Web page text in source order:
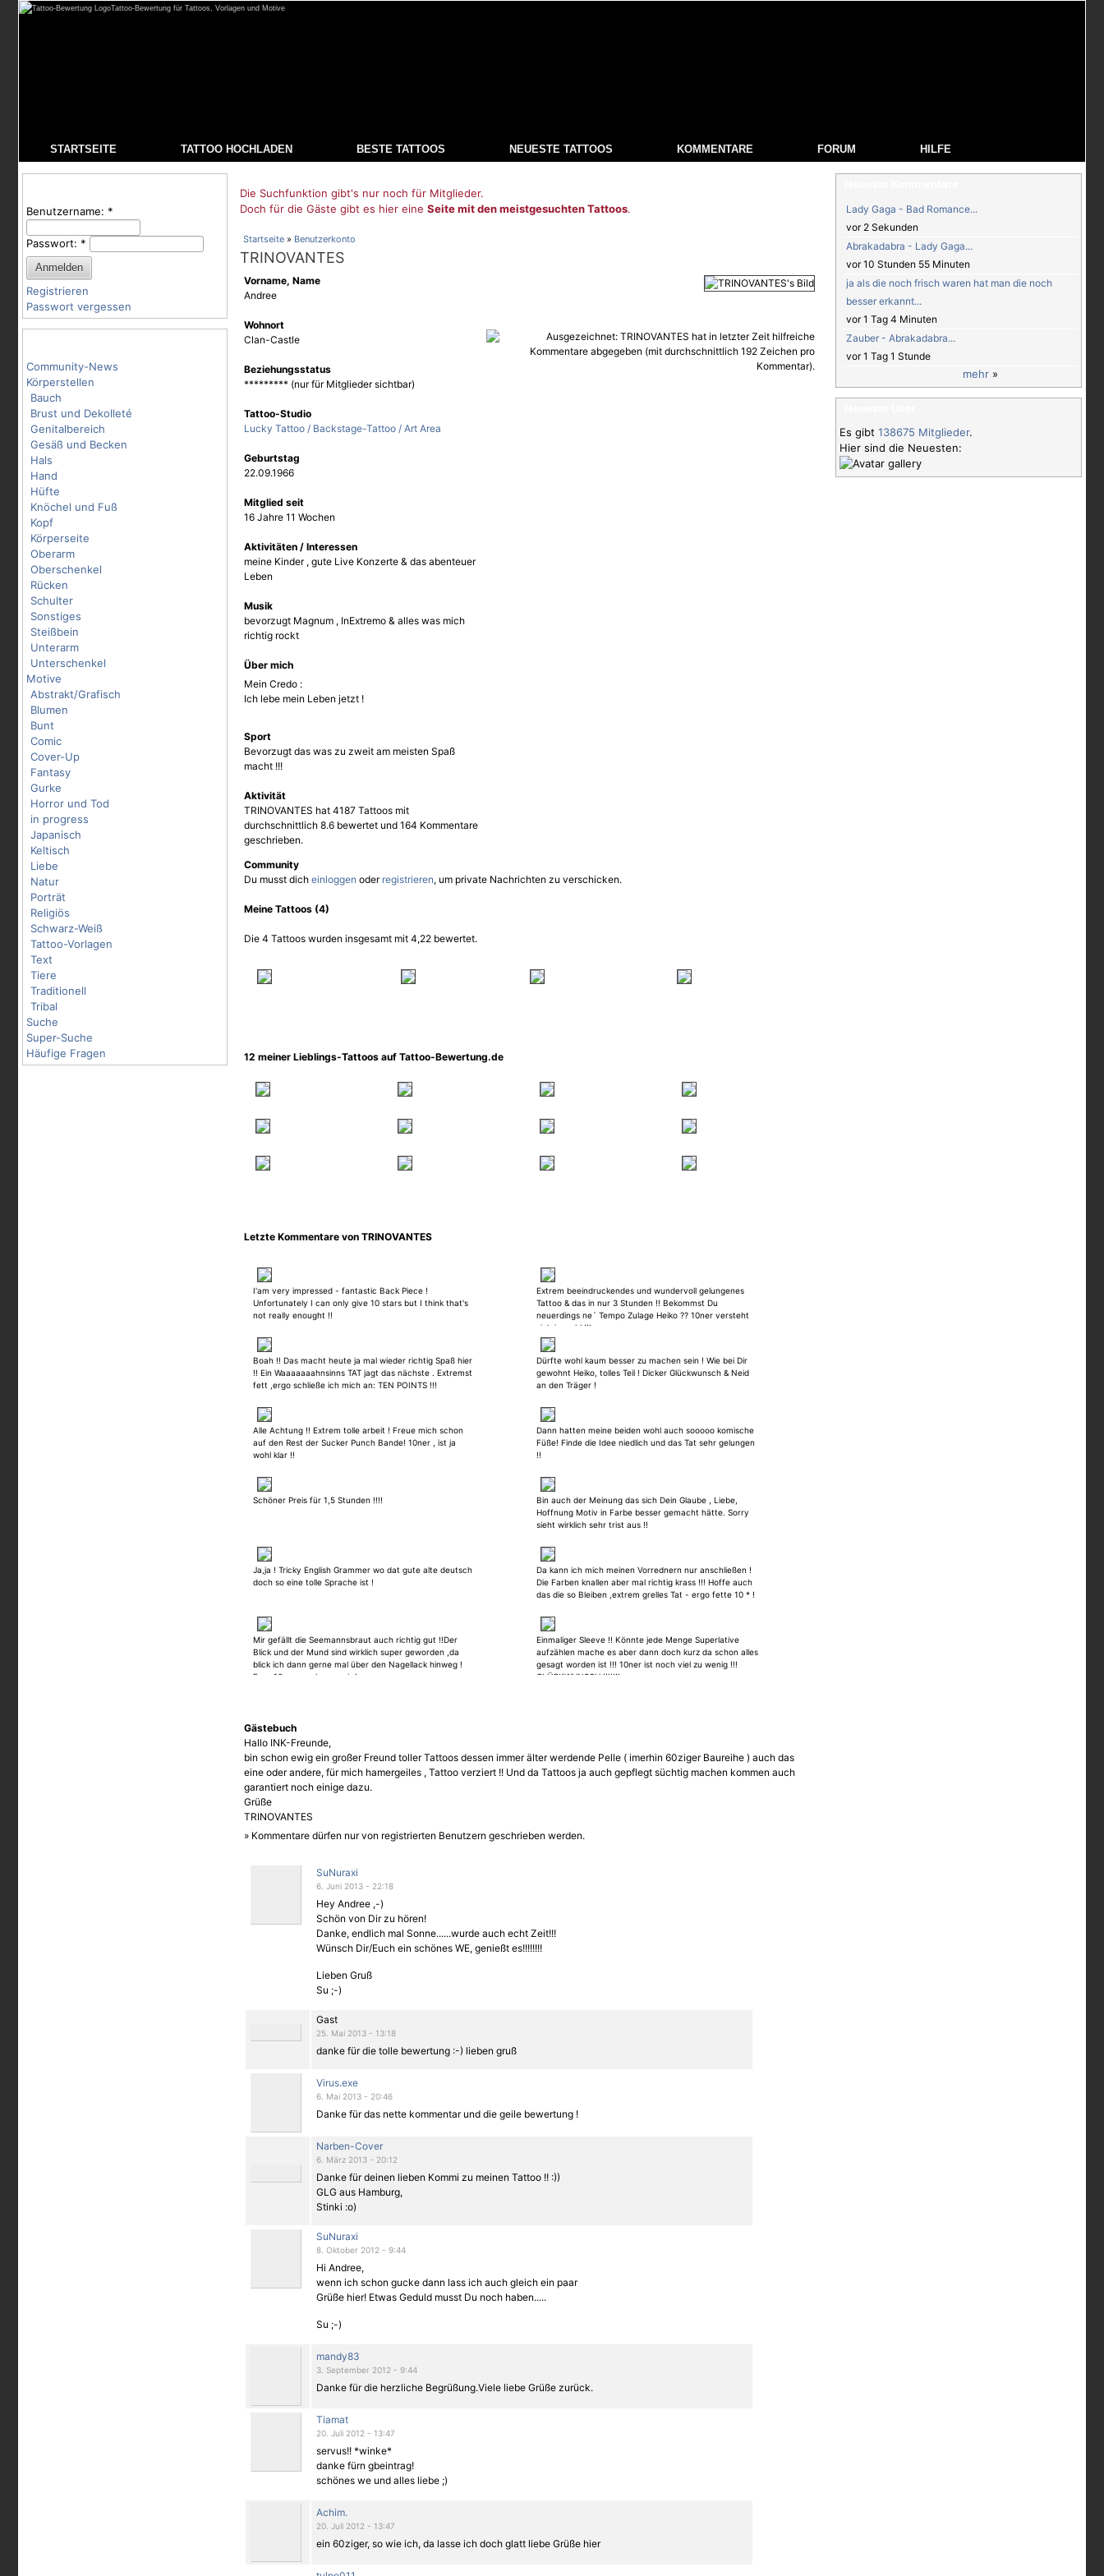
Tattoo-Bewertung für Tattoos, Vorlagen und Motive
STARTSEITE TATTOO HOCHLADEN BESTE TATTOOS NEUESTE TATTOOS KOMMENTARE FORUM HILFE
Benutzername: *
Passwort: *
Registrieren
Passwort vergessen
Community-News
Körperstellen
Bauch
Brust und Dekolleté
Genitalbereich
Gesäß und Becken
Hals
Hand
Hüfte
Knöchel und Fuß
Kopf
Körperseite
Oberarm
Oberschenkel
Rücken
Schulter
Sonstiges
Steißbein
Unterarm
Unterschenkel
Motive
Abstrakt/Grafisch
Blumen
Bunt
Comic
Cover-Up
Fantasy
Gurke
Horror und Tod
in progress
Japanisch
Keltisch
Liebe
Natur
Porträt
Religiös
Schwarz-Weiß
Tattoo-Vorlagen
Text
Tiere
Traditionell
Tribal
Suche
Super-Suche
Häufige Fragen
Die Suchfunktion gibt's nur noch für Mitglieder.
Doch für die Gäste gibt es hier eine Seite mit den meistgesuchten Tattoos.
Startseite » Benutzerkonto
TRINOVANTES
Vorname, Name
Andree
Wohnort
Clan-Castle
Beziehungsstatus
********* (nur für Mitglieder sichtbar)
Tattoo-Studio
Lucky Tattoo / Backstage-Tattoo / Art Area
Geburtstag
22.09.1966
Mitglied seit
16 Jahre 11 Wochen
Aktivitäten / Interessen
meine Kinder , gute Live Konzerte & das abenteuer
Leben
Musik
bevorzugt Magnum , InExtremo & alles was mich
richtig rockt
Über mich
Mein Credo :
Ich lebe mein Leben jetzt !
Sport
Bevorzugt das was zu zweit am meisten Spaß
macht !!!
Aktivität
TRINOVANTES hat 4187 Tattoos mit
durchschnittlich 8.6 bewertet und 164 Kommentare
geschrieben.
Community
Du musst dich einloggen oder registrieren, um private Nachrichten zu verschicken.
Meine Tattoos (4)
Die 4 Tattoos wurden insgesamt mit 4,22 bewertet.
12 meiner Lieblings-Tattoos auf Tattoo-Bewertung.de
Letzte Kommentare von TRINOVANTES
I'am very impressed - fantastic Back Piece !
Unfortunately I can only give 10 stars but I think that's
not really enought !!
Extrem beeindruckendes und wundervoll gelungenes
Tattoo & das in nur 3 Stunden !! Bekommst Du
neuerdings ne´ Tempo Zulage Heiko ?? 10ner versteht
sich ja wohl !!!
Boah !! Das macht heute ja mal wieder richtig Spaß hier
!! Ein Waaaaaaahnsinns TAT jagt das nächste . Extremst
fett ,ergo schließe ich mich an: TEN POINTS !!!
Dürfte wohl kaum besser zu machen sein ! Wie bei Dir
gewohnt Heiko, tolles Teil ! Dicker Glückwunsch & Neid
an den Träger !
Alle Achtung !! Extrem tolle arbeit ! Freue mich schon
auf den Rest der Sucker Punch Bande! 10ner , ist ja
wohl klar !!
Dann hatten meine beiden wohl auch sooooo komische
Füße! Finde die Idee niedlich und das Tat sehr gelungen
!!
Schöner Preis für 1,5 Stunden !!!!
Bin auch der Meinung das sich Dein Glaube , Liebe,
Hoffnung Motiv in Farbe besser gemacht hätte. Sorry
sieht wirklich sehr trist aus !!
Ja,ja ! Tricky English Grammer wo dat gute alte deutsch
doch so eine tolle Sprache ist !
Da kann ich mich meinen Vorrednern nur anschließen !
Die Farben knallen aber mal richtig krass !!! Hoffe auch
das die so Bleiben ,extrem grelles Tat - ergo fette 10 * !
Mir gefällt die Seemannsbraut auch richtig gut !!Der
Blick und der Mund sind wirklich super geworden ,da
blick ich dann gerne mal über den Nagellack hinweg !
Ergo 10 ner auch von mir !
Einmaliger Sleeve !! Könnte jede Menge Superlative
aufzählen mache es aber dann doch kurz da schon alles
gesagt worden ist !!! 10ner ist noch viel zu wenig !!!
GLÜCKWUNSCH !!!!!!!
Gästebuch
Hallo INK-Freunde,
bin schon ewig ein großer Freund toller Tattoos dessen immer älter werdende Pelle ( imerhin 60ziger Baureihe ) auch das
eine oder andere, für mich hamergeiles , Tattoo verziert !! Und da Tattoos ja auch gepflegt süchtig machen kommen auch
garantiert noch einige dazu.
Grüße
TRINOVANTES
» Kommentare dürfen nur von registrierten Benutzern geschrieben werden.
SuNuraxi
6. Juni 2013 - 22:18
Hey Andree ,-)
Schön von Dir zu hören!
Danke, endlich mal Sonne......wurde auch echt Zeit!!!
Wünsch Dir/Euch ein schönes WE, genießt es!!!!!!!!
Lieben Gruß
Su ;-)
Gast
25. Mai 2013 - 13:18
danke für die tolle bewertung :-) lieben gruß
Virus.exe
6. Mai 2013 - 20:46
Danke für das nette kommentar und die geile bewertung !
Narben-Cover
6. März 2013 - 20:12
Danke für deinen lieben Kommi zu meinen Tattoo !! :))
GLG aus Hamburg,
Stinki :o)
SuNuraxi
8. Oktober 2012 - 9:44
Hi Andree,
wenn ich schon gucke dann lass ich auch gleich ein paar
Grüße hier! Etwas Geduld musst Du noch haben.....
Su ;-)
mandy83
3. September 2012 - 9:44
Danke für die herzliche Begrüßung.Viele liebe Grüße zurück.
Tiamat
20. Juli 2012 - 13:47
servus!! *winke*
danke fürn gbeintrag!
schönes we und alles liebe ;)
Achim.
20. Juli 2012 - 13:47
ein 60ziger, so wie ich, da lasse ich doch glatt liebe Grüße hier
Lady Gaga - Bad Romance...
vor 2 Sekunden
Abrakadabra - Lady Gaga...
vor 10 Stunden 55 Minuten
ja als die noch frisch waren hat man die noch
besser erkannt...
vor 1 Tag 4 Minuten
Zauber - Abrakadabra...
vor 1 Tag 1 Stunde
mehr »
Es gibt 138675 Mitglieder.
Hier sind die Neuesten: